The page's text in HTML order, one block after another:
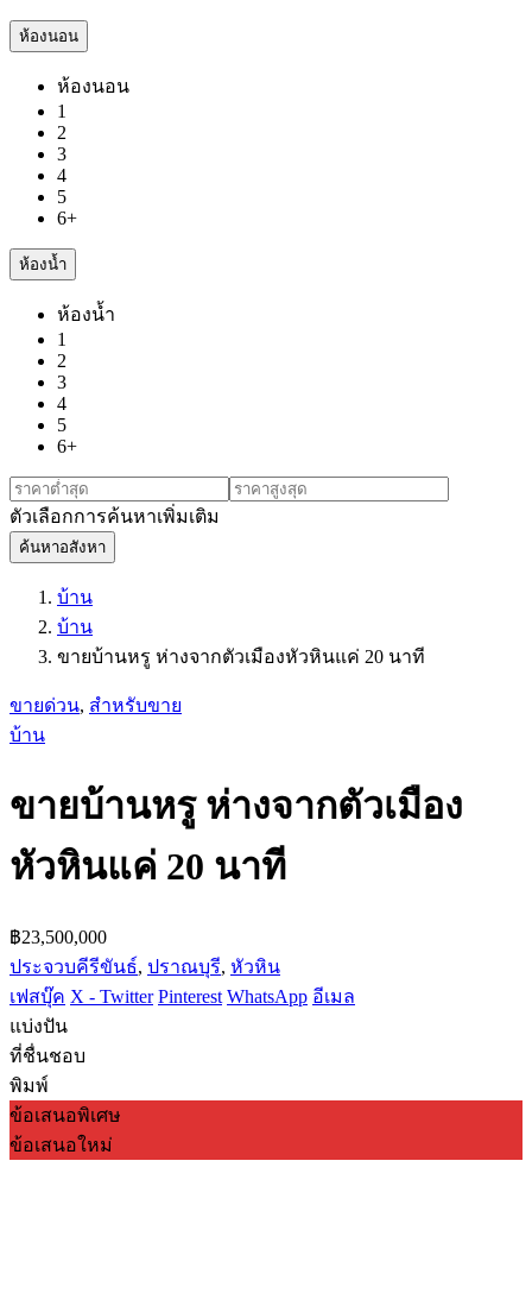
ห้องนอน
ห้องนอน
1
2
3
4
5
6+
ห้องน้ำ
ห้องน้ำ
1
2
3
4
5
6+
ตัวเลือกการค้นหาเพิ่มเติม
ค้นหาอสังหา
บ้าน
บ้าน
ขายบ้านหรู ห่างจากตัวเมืองหัวหินแค่ 20 นาที
ขายด่วน, สำหรับขาย
บ้าน
ขายบ้านหรู ห่างจากตัวเมือง
หัวหินแค่ 20 นาที
฿23,500,000
ประจวบคีรีขันธ์, ปราณบุรี, หัวหิน
เฟสบุ๊ค X - Twitter Pinterest WhatsApp อีเมล
แบ่งปัน
ที่ชื่นชอบ
พิมพ์
ข้อเสนอพิเศษ
ข้อเสนอใหม่